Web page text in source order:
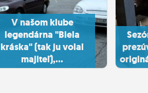
V našom klube
legendárna "Biela
kráska" (tak ju volal
majiteľ),...